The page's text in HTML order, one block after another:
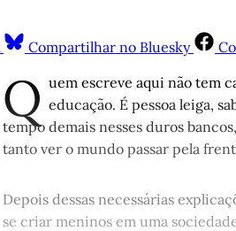
Compartilhar no Bluesky
Q uem escreve aqui não tem
educação. É pessoa leiga,
tempo demais nesses duros
tanto ver o mundo passar pela
Depois dessas necessárias
se criar meninos em uma